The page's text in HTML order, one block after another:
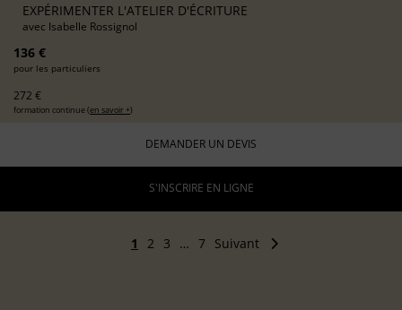
EXPÉRIMENTER L'ATELIER D'ÉCRITURE
avec Isabelle Rossignol
136 €
pour les particuliers
272 €
formation continue (en savoir +)
DEMANDER UN DEVIS
S'INSCRIRE EN LIGNE
1 2 3 … 7 Suivant